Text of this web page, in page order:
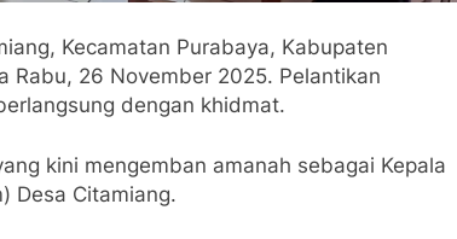
Kecamatan Purabaya, Kabupaten
Rabu, 26 November 2025. Pelantikan
dengan khidmat.
kini mengemban amanah sebagai Kepala
Desa Citamiang.